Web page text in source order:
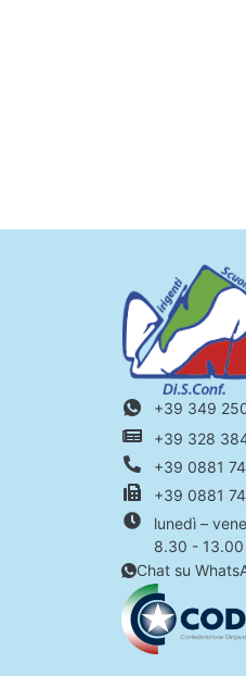
+39 349
+39 328
+39 0881
+39 0881
lunedì –
8.30 - 13.00
Chat su